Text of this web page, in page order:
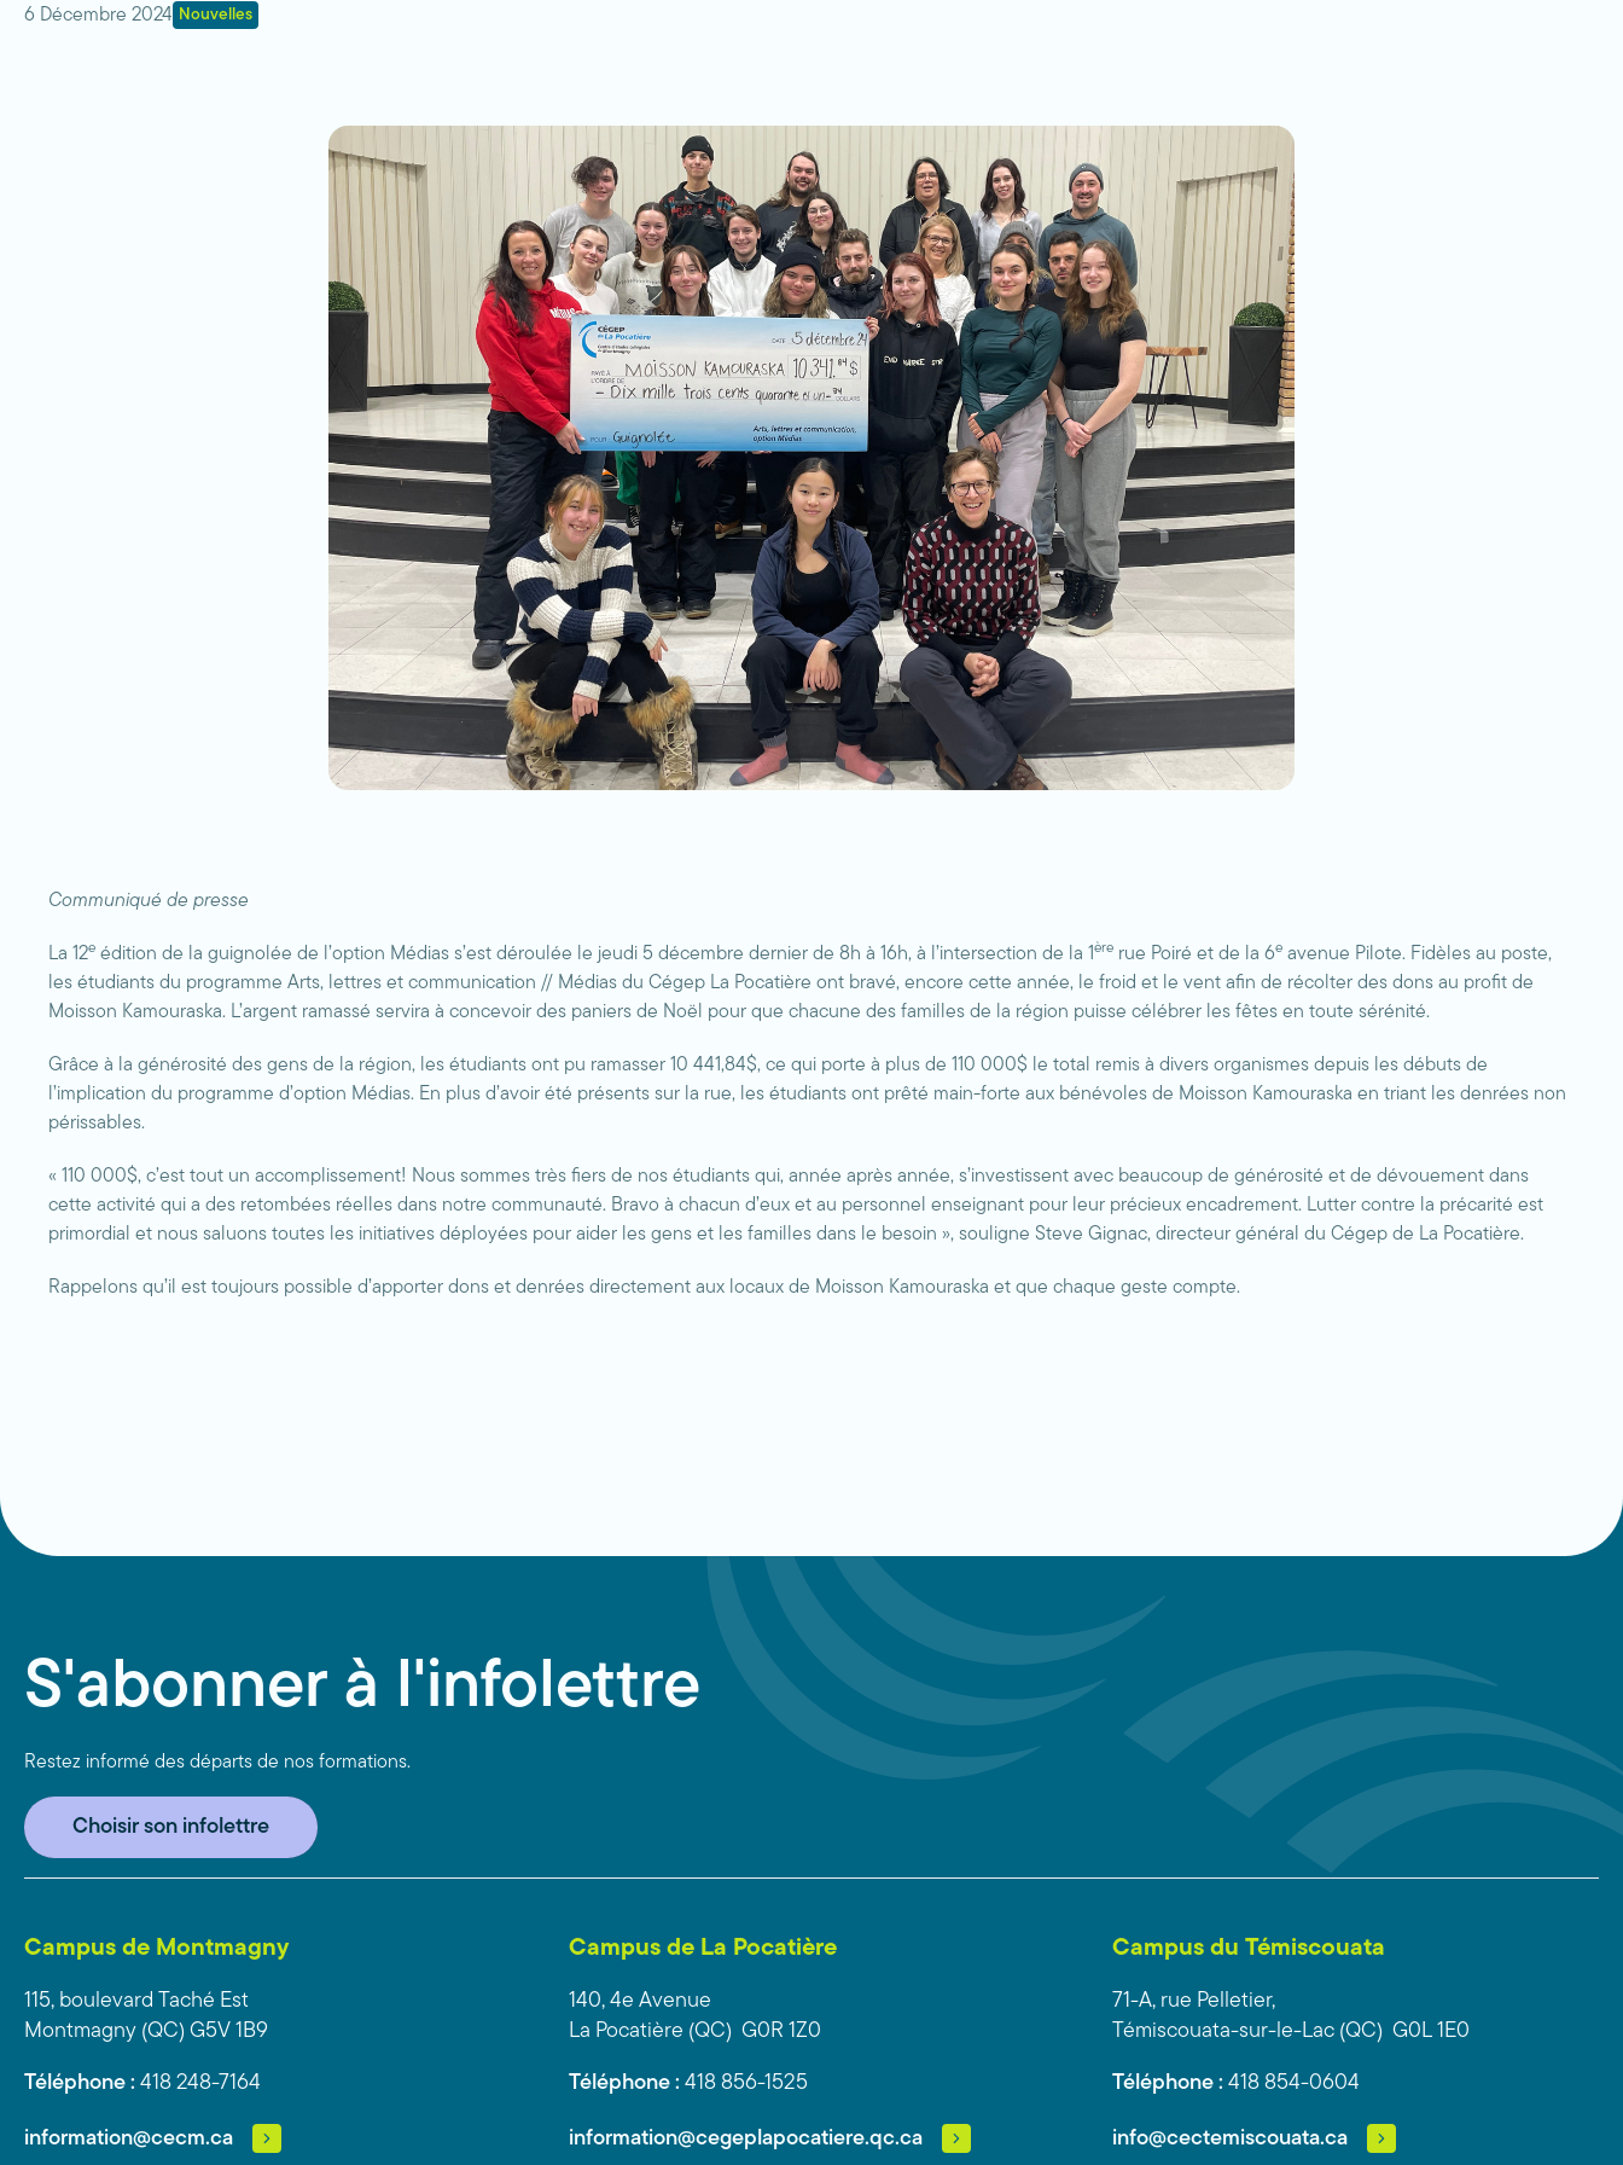
6 Décembre 2024 Nouvelles
Communiqué de presse
La 12e édition de la guignolée de l’option Médias s’est déroulée le jeudi 5 décembre dernier de 8h à 16h, à l’intersection de la 1 ère rue Poiré et de la 6e avenue Pilote. Fidèles au poste,
les étudiants du programme Arts, lettres et communication // Médias du Cégep La Pocatière ont bravé, encore cette année, le froid et le vent afin de récolter des dons au profit de
Moisson Kamouraska. L’argent ramassé servira à concevoir des paniers de Noël pour que chacune des familles de la région puisse célébrer les fêtes en toute sérénité.
Grâce à la générosité des gens de la région, les étudiants ont pu ramasser 10 441,84$, ce qui porte à plus de 110 000$ le total remis à divers organismes depuis les débuts de
l’implication du programme d’option Médias. En plus d’avoir été présents sur la rue, les étudiants ont prêté main-forte aux bénévoles de Moisson Kamouraska en triant les denrées non
périssables.
« 110 000$, c’est tout un accomplissement! Nous sommes très fiers de nos étudiants qui, année après année, s’investissent avec beaucoup de générosité et de dévouement dans
cette activité qui a des retombées réelles dans notre communauté. Bravo à chacun d’eux et au personnel enseignant pour leur précieux encadrement. Lutter contre la précarité est
primordial et nous saluons toutes les initiatives déployées pour aider les gens et les familles dans le besoin », souligne Steve Gignac, directeur général du Cégep de La Pocatière.
Rappelons qu’il est toujours possible d’apporter dons et denrées directement aux locaux de Moisson Kamouraska et que chaque geste compte.
S'abonner à l'infolettre
Restez informé des départs de nos formations.
Choisir son infolettre
Campus de Montmagny
115, boulevard Taché Est
Montmagny (QC) G5V 1B9
Téléphone : 418 248-7164
information@cecm.ca
Campus de La Pocatière
140, 4e Avenue
La Pocatière (QC) G0R 1Z0
Téléphone : 418 856-1525
information@cegeplapocatiere.qc.ca
Campus du Témiscouata
71-A, rue Pelletier,
Témiscouata-sur-le-Lac (QC) G0L 1E0
Téléphone : 418 854-0604
info@cectemiscouata.ca